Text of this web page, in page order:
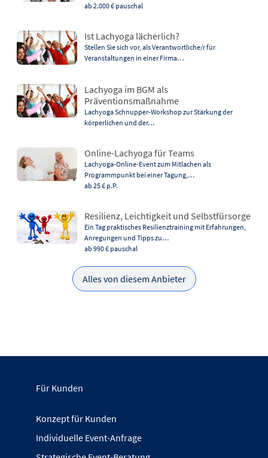
ab 2.000 € pauschal
Ist Lachyoga lächerlich?
Stellen Sie sich vor, als Verantwortliche/r für
Veranstaltungen in einer Firma…
Lachyoga im BGM als
Präventionsmaßnahme
Lachyoga Schnupper-Workshop zur Stärkung der
körperlichen und der…
Online-Lachyoga für Teams
Lachyoga-Online-Event zum Mitlachen als
Programmpunkt bei einer Tagung,…
ab 25 € p.P.
Resilienz, Leichtigkeit und Selbstfürsorge
Ein Tag praktisches Resilienztraining mit Erfahrungen,
Anregungen und Tipps zu…
ab 990 € pauschal
Alles von diesem Anbieter
Für Kunden
Konzept für Kunden
Individuelle Event-Anfrage